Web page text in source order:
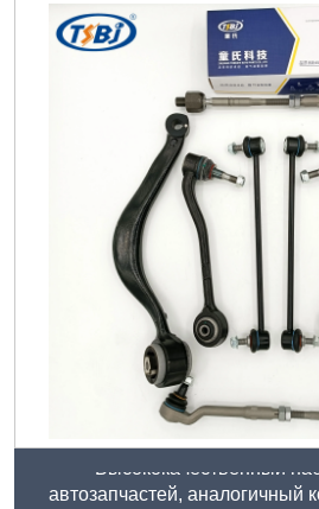
Высококачественный
автозапчастей, аналогичный